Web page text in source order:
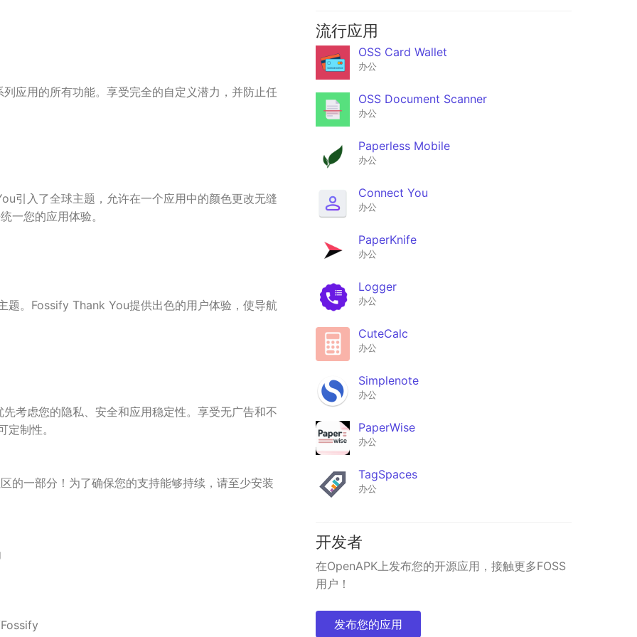
应用的所有功能。享受完全的自定义潜力，并防止任
引入了全球主题，允许在一个应用中的颜色更改无缝
一您的应用体验。
题。Fossify Thank You提供出色的用户体验，使导航
考虑您的隐私、安全和应用稳定性。享受无广告和不
制性。
的一部分！为了确保您的支持能够持续，请至少安装
流行应用
OSS Card Wallet
办公
OSS Document Scanner
办公
Paperless Mobile
办公
Connect You
办公
PaperKnife
办公
Logger
办公
CuteCalc
办公
Simplenote
办公
PaperWise
办公
TagSpaces
办公
开发者
在OpenAPK上发布您的开源应用，接触更多FOSS
用户！
发布您的应用